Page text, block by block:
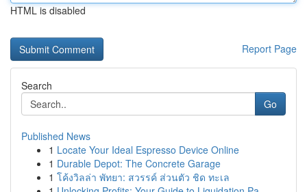
HTML is disabled
Report Page
Search
Go
Published News
1 Locate Your Ideal Espresso Device Online
1 Durable Depot: The Concrete Garage
1 โค้งวิลล่า พัทยา: สวรรค์ ส่วนตัว ชิด ทะเล